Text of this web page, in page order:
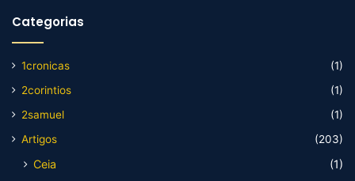
Categorias
1cronicas
(1)
2corintios
(1)
2samuel
(1)
Artigos
(203)
Ceia
(1)